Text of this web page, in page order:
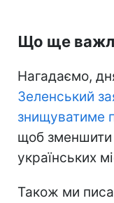
Що ще
Нагадаємо,
Зеленський
знищуватиме
щоб зменшити
українських
Також ми